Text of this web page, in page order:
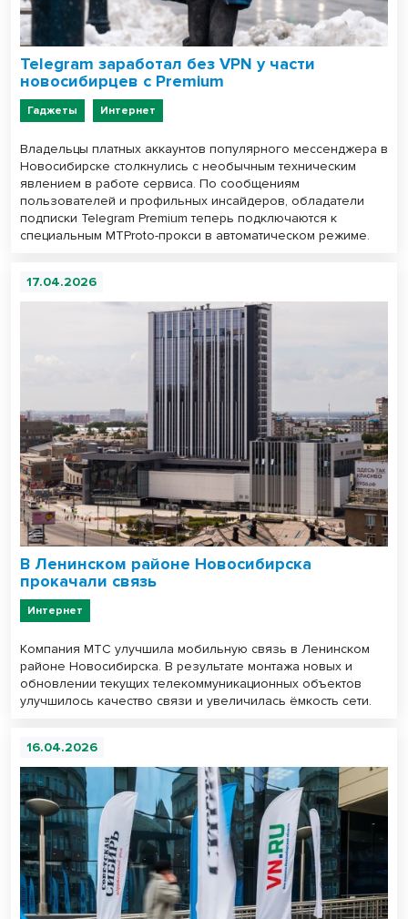
Telegram заработал без VPN у части
новосибирцев с Premium
Гаджеты Интернет
Владельцы платных аккаунтов популярного мессенджера в
Новосибирске столкнулись с необычным техническим
явлением в работе сервиса. По сообщениям
пользователей и профильных инсайдеров, обладатели
подписки Telegram Premium теперь подключаются к
специальным MTProto-прокси в автоматическом режиме.
17.04.2026
В Ленинском районе Новосибирска
прокачали связь
Интернет
Компания МТС улучшила мобильную связь в Ленинском
районе Новосибирска. В результате монтажа новых и
обновлении текущих телекоммуникационных объектов
улучшилось качество связи и увеличилась ёмкость сети.
16.04.2026